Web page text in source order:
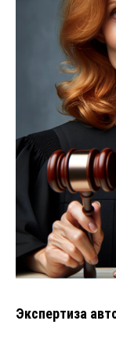
Экспертиза